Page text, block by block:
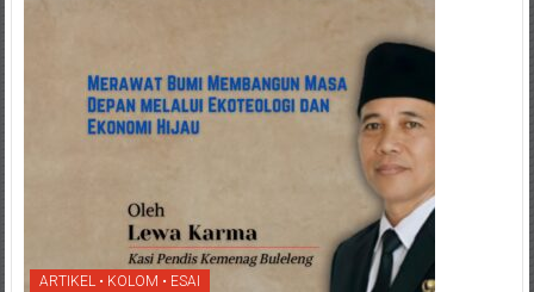
ARTIKEL • KOLOM • ESAI